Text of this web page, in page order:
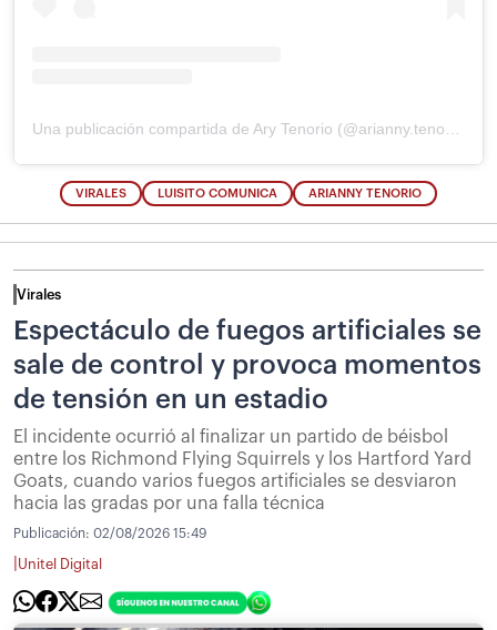
VIRALES LUISITO COMUNICA ARIANNY TENORIO
Virales
Espectáculo de fuegos artificiales se
sale de control y provoca momentos
de tensión en un estadio
El incidente ocurrió al finalizar un partido de béisbol
entre los Richmond Flying Squirrels y los Hartford Yard
Goats, cuando varios fuegos artificiales se desviaron
hacia las gradas por una falla técnica
Publicación: 02/08/2026 15:49
Unitel Digital